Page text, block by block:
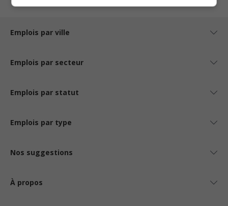
Emplois par ville
Emplois par secteur
Emplois par statut
Emplois par type
Nos suggestions
À propos